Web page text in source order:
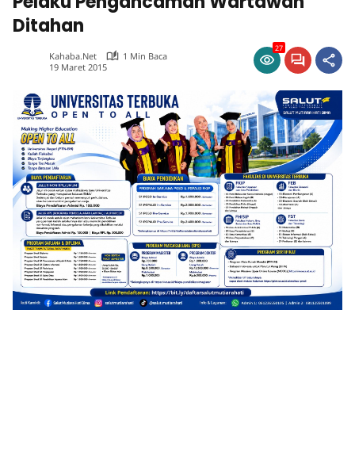
Ditahan
Kahaba.net
1 Min Baca
19 Maret 2015
27